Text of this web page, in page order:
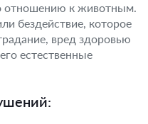
отношению к животным.
бездействие, которое
вред здоровью
естественные